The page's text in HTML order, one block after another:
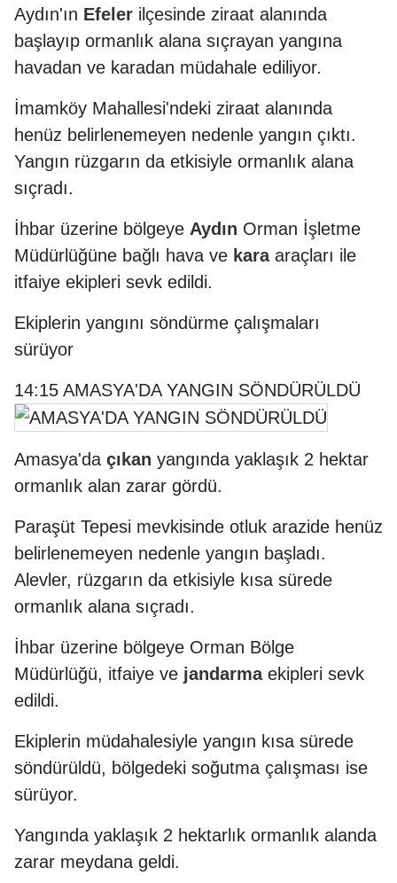
Aydın'ın Efeler ilçesinde ziraat alanında
başlayıp ormanlık alana sıçrayan yangına
havadan ve karadan müdahale ediliyor.
İmamköy Mahallesi'ndeki ziraat alanında
henüz belirlenemeyen nedenle yangın çıktı.
Yangın rüzgarın da etkisiyle ormanlık alana
sıçradı.
İhbar üzerine bölgeye Aydın Orman İşletme
Müdürlüğüne bağlı hava ve karaaraçları ile
itfaiye ekipleri sevk edildi.
Ekiplerin yangını söndürme çalışmaları
sürüyor
14:15 AMASYA'DA YANGIN SÖNDÜRÜLDÜ
Amasya'da çıkan yangında yaklaşık 2 hektar
ormanlık alan zarar gördü.
Paraşüt Tepesi mevkisinde otluk arazide henüz
belirlenemeyen nedenle yangın başladı.
Alevler, rüzgarın da etkisiyle kısa sürede
ormanlık alana sıçradı.
İhbar üzerine bölgeye Orman Bölge
Müdürlüğü, itfaiye ve jandarmaekipleri sevk
edildi.
Ekiplerin müdahalesiyle yangın kısa sürede
söndürüldü, bölgedeki soğutma çalışması ise
sürüyor.​​​​​​​
Yangında yaklaşık 2 hektarlık ormanlık alanda
zarar meydana geldi.